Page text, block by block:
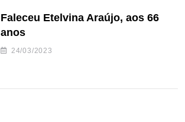
Faleceu Etelvina Araújo, aos 66
anos
24/03/2023